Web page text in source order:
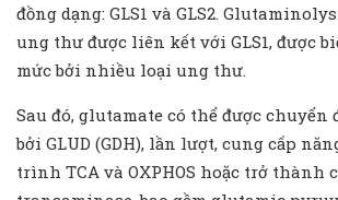
đồng dạng: GLS1 và GLS2.
ung thư được liên kết với GLS1, được
mức bởi nhiều loại ung thư.
Sau đó, glutamate có thể được chuyển
bởi GLUD (GDH), lần lượt, cung cấp
trình TCA và OXPHOS hoặc trở thành